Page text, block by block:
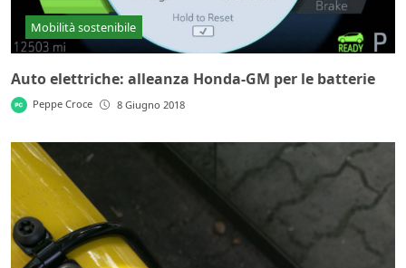
Mobilità sostenibile
Auto elettriche: alleanza Honda-GM per le batterie
Peppe Croce 8 Giugno 2018